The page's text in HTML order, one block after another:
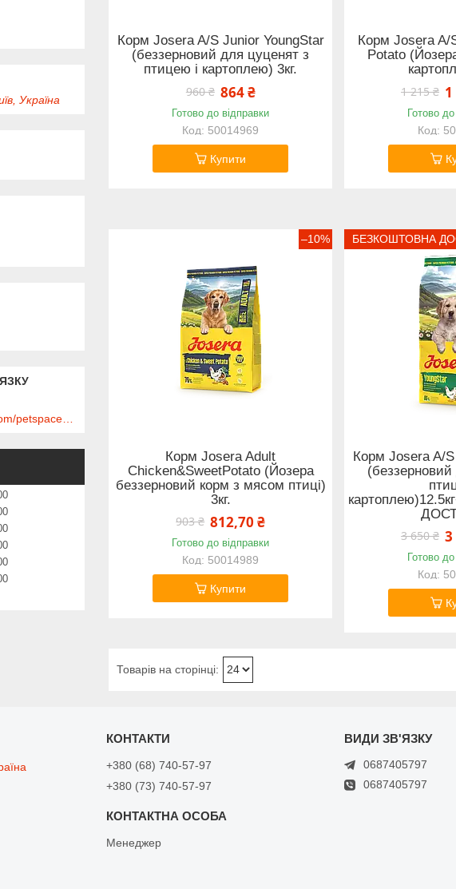
Корм Josera A/S Junior YoungStar
(беззерновий для цуценят з
птицею і картоплею) 3кг.
960 ₴ 864 ₴
Готово до відправки
50014969
Купити
Корм Josera A/
Potato
1 215 ₴
Готово
–10%
Корм Josera Adult
Chicken&SweetPotato (Йозера
беззерновий корм з мясом птиці)
3кг.
903 ₴ 812,70 ₴
Готово до відправки
50014989
Купити
БЕЗКОШТОВНА
Корм Josera A/
3 650 ₴ 3
Готово
Україна
+380 (68) 740-57-97
+380 (73) 740-57-97
Менеджер
0687405797
0687405797